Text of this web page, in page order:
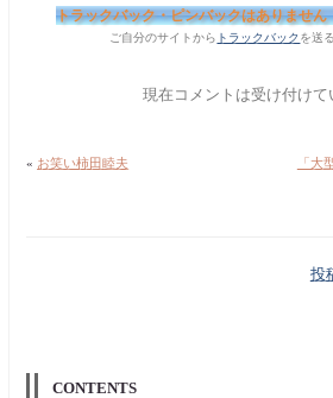
トラックバック・ピンバックはありません
ご自分のサイトから トラックバック を送
現在コメントは受け付けて
« お笑い柿田睦夫
「大
投
CONTENTS